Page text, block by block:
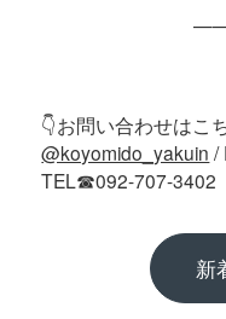
👇お問い合わせはこ
@koyomido_yakuin /
TEL☎︎092-707-3402
新